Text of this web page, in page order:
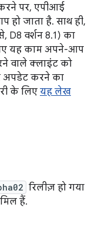
पर, एपीआई
जाता है. साथ ही,
D8 वर्शन 8.1) का
यह काम अपने-आप
वाले क्लाइंट को
अपडेट करने का
के लिए यह लेख
रिलीज़ हो गया
हैं.